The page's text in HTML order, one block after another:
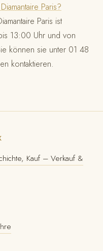
Paris?
Paris ist
13:00 Uhr und von
können sie unter 01 48
kontaktieren.
Kauf – Verkauf &